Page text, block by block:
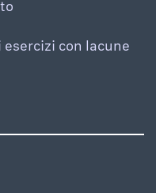
con lacune